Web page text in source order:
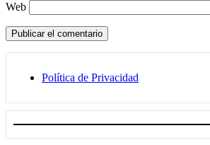
Web
Política de Privacidad